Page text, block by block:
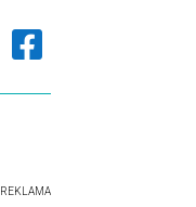

REKLAMA